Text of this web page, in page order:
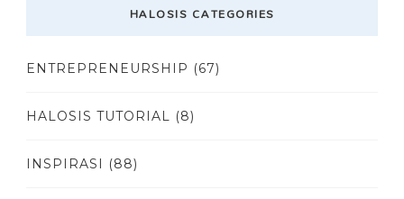
HALOSIS CATEGORIES
ENTREPRENEURSHIP (67)
HALOSIS TUTORIAL (8)
INSPIRASI (88)